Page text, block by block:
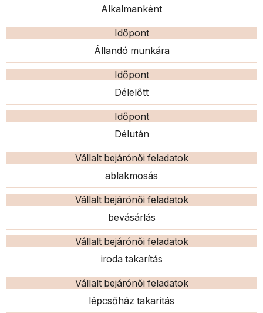
Alkalmanként
Időpont
Állandó munkára
Időpont
Délelőtt
Időpont
Délután
Vállalt bejárónői feladatok
ablakmosás
Vállalt bejárónői feladatok
bevásárlás
Vállalt bejárónői feladatok
iroda takarítás
Vállalt bejárónői feladatok
lépcsőház takarítás